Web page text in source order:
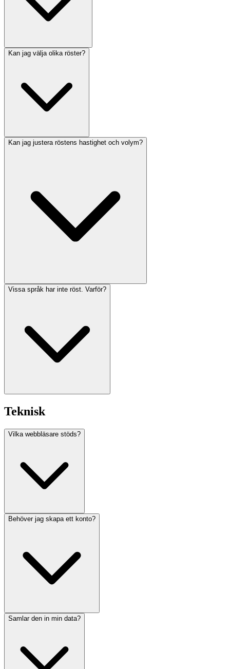
Kan jag välja olika röster?
Kan jag justera röstens hastighet och volym?
Vissa språk har inte röst. Varför?
Teknisk
Vilka webbläsare stöds?
Behöver jag skapa ett konto?
Samlar den in min data?